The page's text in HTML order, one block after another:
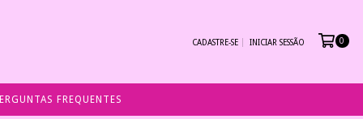
CADASTRE-SE INICIAR SESSÃO 0
FREQUENTES